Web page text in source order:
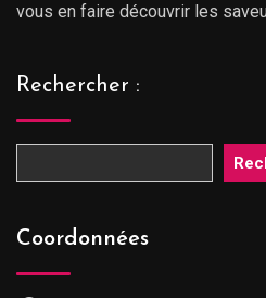
vous en faire découvrir les
Rechercher :
Coordonnées